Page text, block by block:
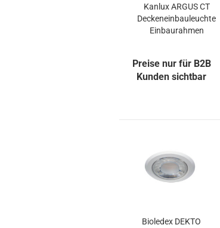
Kanlux ARGUS CT
Deckeneinbauleuchte
Einbaurahmen
Preise nur für B2B
Kunden sichtbar
Bioledex DEKTO